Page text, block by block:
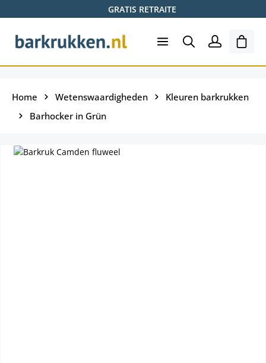
GRATIS RETRAITE
Home Wetenswaardigheden
Kleuren barkrukken
Barhocker in Grün